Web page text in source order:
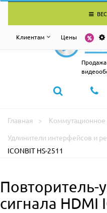
Клиентам Цены
Продажа
Главная
Коммутационное
Удлинители интерфейсов и
ICONBIT HS-2511
Повторитель-
сигнала HDMI